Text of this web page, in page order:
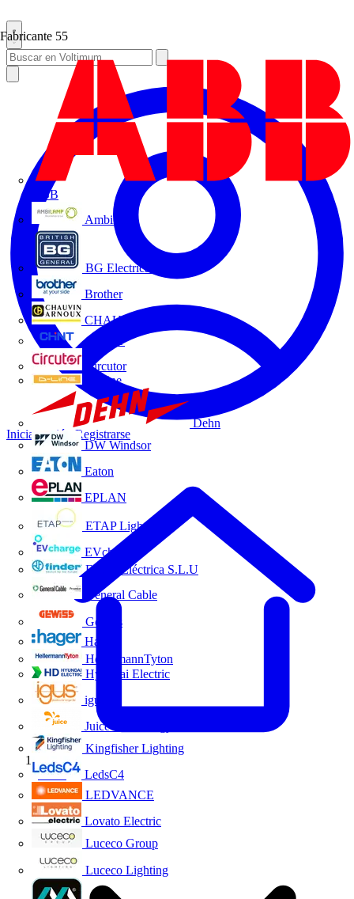
Fabricante 55
ABB
Ambilamp
BG Electrical
Brother
CHAUVIN ARNOUX
CHINT
Circutor
D-Line
Dehn
DW Windsor
Eaton
EPLAN
ETAP Lighting
EVcharge
Finder Eléctrica S.L.U
General Cable
Gewiss
Hager
HellermannTyton
Hyundai Electric
igus
Juice Technology
Kingfisher Lighting
LedsC4
LEDVANCE
Lovato Electric
Luceco Group
Luceco Lighting
Iniciar sesión Registrarse
Inicio